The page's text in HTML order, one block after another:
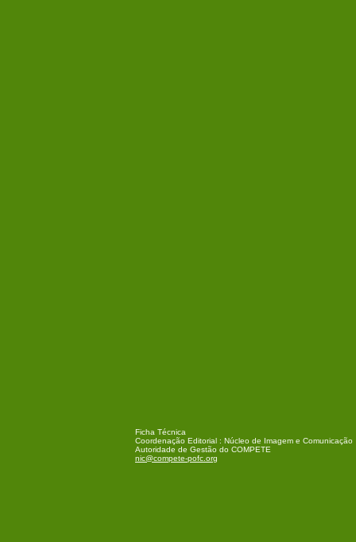
Ficha Técnica
Coordenação Editorial : Núcleo de Imagem e Comunicação
Autoridade de Gestão do COMPETE
nic@compete-pofc.org